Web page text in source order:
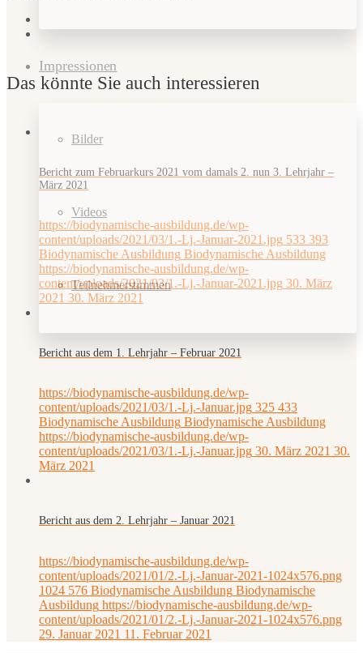
Impressionen
Bilder
Videos
Teilnehmerstimmen
Das könnte Sie auch interessieren
Bericht zum Februarkurs 2021 vom damals 2. nun 3. Lehrjahr –
März 2021
https://biodynamische-ausbildung.de/wp-
content/uploads/2021/03/1.-Lj.-Januar-2021.jpg 533 393
Biodynamische Ausbildung Biodynamische Ausbildung
https://biodynamische-ausbildung.de/wp-
content/uploads/2021/03/1.-Lj.-Januar-2021.jpg 30. März
2021 30. März 2021
Bericht aus dem 1. Lehrjahr – Februar 2021
https://biodynamische-ausbildung.de/wp-
content/uploads/2021/03/1.-Lj.-Januar.jpg 325 433
Biodynamische Ausbildung Biodynamische Ausbildung
https://biodynamische-ausbildung.de/wp-
content/uploads/2021/03/1.-Lj.-Januar.jpg 30. März 2021 30.
März 2021
Bericht aus dem 2. Lehrjahr – Januar 2021
https://biodynamische-ausbildung.de/wp-
content/uploads/2021/01/2.-Lj.-Januar-2021-1024x576.png
1024 576 Biodynamische Ausbildung Biodynamische
Ausbildung https://biodynamische-ausbildung.de/wp-
content/uploads/2021/01/2.-Lj.-Januar-2021-1024x576.png
29. Januar 2021 11. Februar 2021